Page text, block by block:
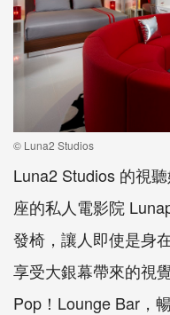
© Luna2 Studios
Luna2 Studios 的視
座的私人電影院
發椅，讓人即使是身
享受大銀幕帶來的視
Pop！Lounge Bar，